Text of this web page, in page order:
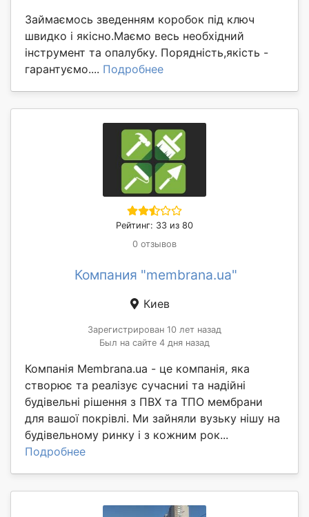
Займаємось зведенням коробок під ключ
швидко і якісно.Маємо весь необхідний
інструмент та опалубку. Порядність,якість -
гарантуємо.... Подробнее
Рейтинг: 33 из 80
0 отзывов
Компания "membrana.ua"
Киев
Зарегистрирован 10 лет назад
Был на сайте 4 дня назад
Компанія Membrana.ua - це компанія, яка
створює та реалізує сучасниі та надійні
будівельні рішення з ПВХ та ТПО мембрани
для вашої покрівлі. Ми зайняли вузьку нішу на
будівельному ринку і з кожним рок...
Подробнее